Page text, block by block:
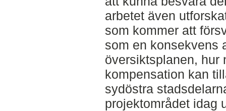
arbetet även
som kommer att
som en konsekvens
översiktsplanen, hur
kompensation kan
sydöstra
projektområdet idag